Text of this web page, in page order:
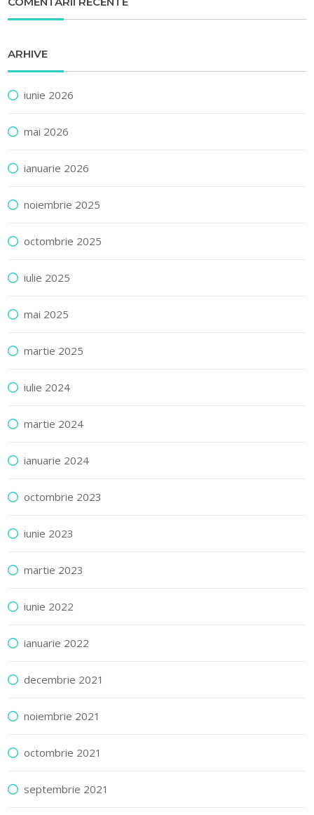
ARHIVE
iunie 2026
mai 2026
ianuarie 2026
noiembrie 2025
octombrie 2025
iulie 2025
mai 2025
martie 2025
iulie 2024
martie 2024
ianuarie 2024
octombrie 2023
iunie 2023
martie 2023
iunie 2022
ianuarie 2022
decembrie 2021
noiembrie 2021
octombrie 2021
septembrie 2021